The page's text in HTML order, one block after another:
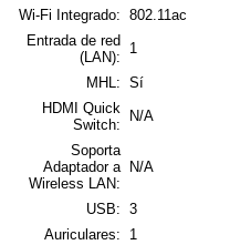
Wi-Fi Integrado: 802.11ac
Entrada de red
(LAN):
1
MHL: Sí
HDMI Quick
Switch:
N/A
Soporta
Adaptador a
Wireless LAN:
N/A
USB: 3
Auriculares:
1